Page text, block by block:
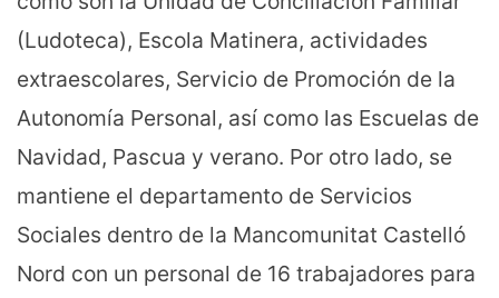
(Ludoteca), Escola Matinera, actividades
extraescolares, Servicio de Promoción de la
Autonomía Personal, así como las Escuelas de
Navidad, Pascua y verano. Por otro lado, se
mantiene el departamento de Servicios
Sociales dentro de la Mancomunitat Castelló
Nord con un personal de 16 trabajadores para